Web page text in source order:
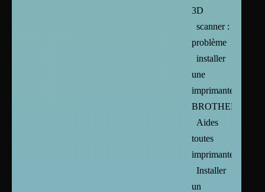
3D
scanner :
problème
installer
une
imprimante
BROTHER
Aides
toutes
imprimantes
Installer
un